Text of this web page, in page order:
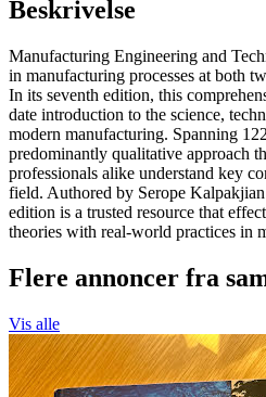
Beskrivelse
Manufacturing Engineering and
in manufacturing processes at both
In its seventh edition, this
date introduction to the science,
modern manufacturing. Spanning
predominantly qualitative approach
professionals alike understand key
field. Authored by Serope
edition is a trusted resource that
theories with real-world practices in
Flere annoncer fra
Vis alle